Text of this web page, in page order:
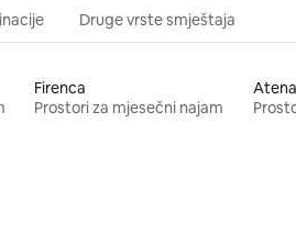
Druge vrste smještaja
Firenca
Prostori za mjesečni najam
Atena